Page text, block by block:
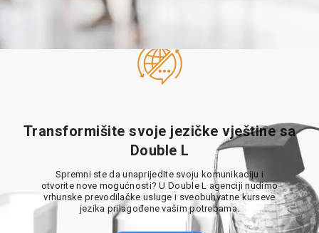
Transformišite svoje jezičke vještine sa
Double L
Spremni ste da unaprijedite svoju komunikaciju i
otvorite nove mogućnosti? U Double L agenciji nudimo
vrhunske prevodilačke usluge i sveobuhvatne kurseve
jezika prilagođene vašim potrebama.